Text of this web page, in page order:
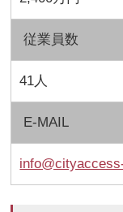
従業員数
41人
E-MAIL